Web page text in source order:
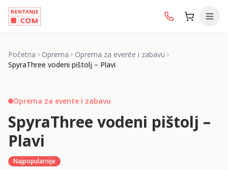
Početna Oprema
Oprema za evente i zabavu
SpyraThree vodeni pištolj – Plavi
Oprema za evente i zabavu
SpyraThree vodeni pištolj –
Plavi
Najpopularnije